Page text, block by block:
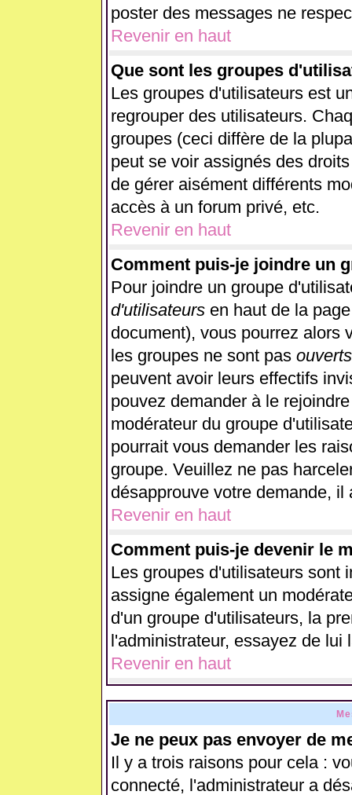
poster des messages ne
Revenir en haut
Que sont les groupes
Les groupes d'utilisateurs est
regrouper des utilisateurs.
groupes (ceci diffère de la
peut se voir assignés des
de gérer aisément différents
accès à un forum privé, etc.
Revenir en haut
Comment puis-je joindre un
Pour joindre un groupe
d'utilisateursen haut de la
document), vous pourrez alors
les groupes ne sont pas ouverts
peuvent avoir leurs effectifs
pouvez demander à le
modérateur du groupe
pourrait vous demander les
groupe. Veuillez ne pas
désapprouve votre demande, il
Revenir en haut
Comment puis-je devenir le
Les groupes d'utilisateurs sont
assigne également un
d'un groupe d'utilisateurs, la
l'administrateur, essayez de lui
Revenir en haut
Je ne peux pas envoyer de
Il y a trois raisons pour cela :
connecté, l'administrateur a